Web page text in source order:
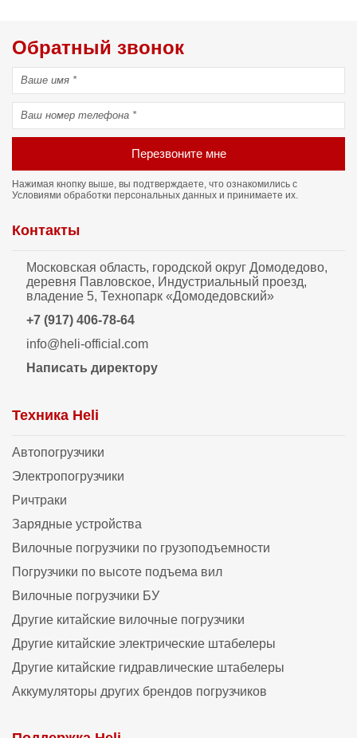
Обратный звонок
Перезвоните мне
Нажимая кнопку выше, вы подтверждаете, что ознакомились с
Условиями обработки персональных данных и принимаете их.
Контакты
Московская область, городской округ Домодедово,
деревня Павловское, Индустриальный проезд,
владение 5, Технопарк «Домодедовский»
+7 (917) 406-78-64
info@heli-official.com
Написать директору
Техника Heli
Автопогрузчики
Электропогрузчики
Ричтраки
Зарядные устройства
Вилочные погрузчики по грузоподъемности
Погрузчики по высоте подъема вил
Вилочные погрузчики БУ
Другие китайские вилочные погрузчики
Другие китайские электрические штабелеры
Другие китайские гидравлические штабелеры
Аккумуляторы других брендов погрузчиков